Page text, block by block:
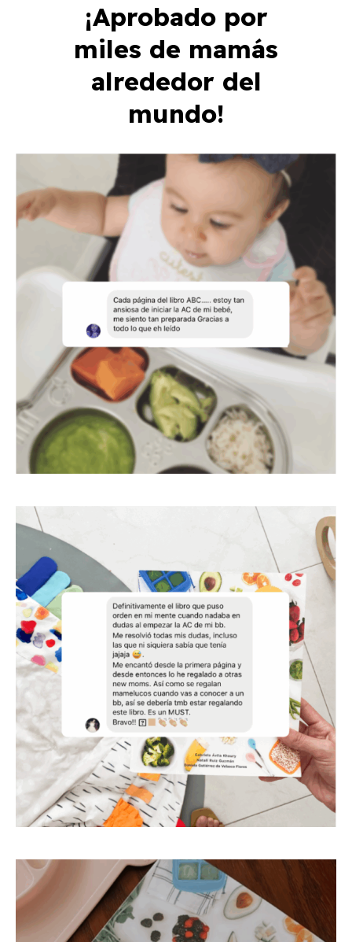
¡Aprobado por
miles de mamás
alrededor del
mundo!